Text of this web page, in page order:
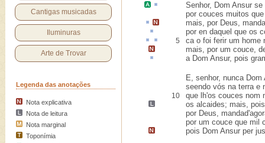
Cantigas musicadas
Iluminuras
Arte de Trovar
Legenda das anotações
Nota explicativa
Nota de leitura
Nota marginal
Toponímia
Senhor, Dom Ansur
por couces muitos
mais, por Deus,
por en daquel que os
5 ca o foi ferir um home
mais, por um couce,
a Dom Ansur, pois
E, senhor, nunca Dom
seendo vós na terra e
10
que lh'os couces nom
os alcaides; mais,
por Deus,
por um couce que mil
pois Dom Ansur per